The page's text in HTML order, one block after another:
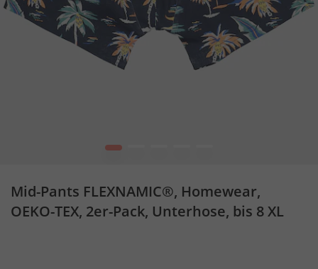
1
Mid-Pants FLEXNAMIC®, Homewear,
OEKO-TEX, 2er-Pack, Unterhose, bis 8 XL